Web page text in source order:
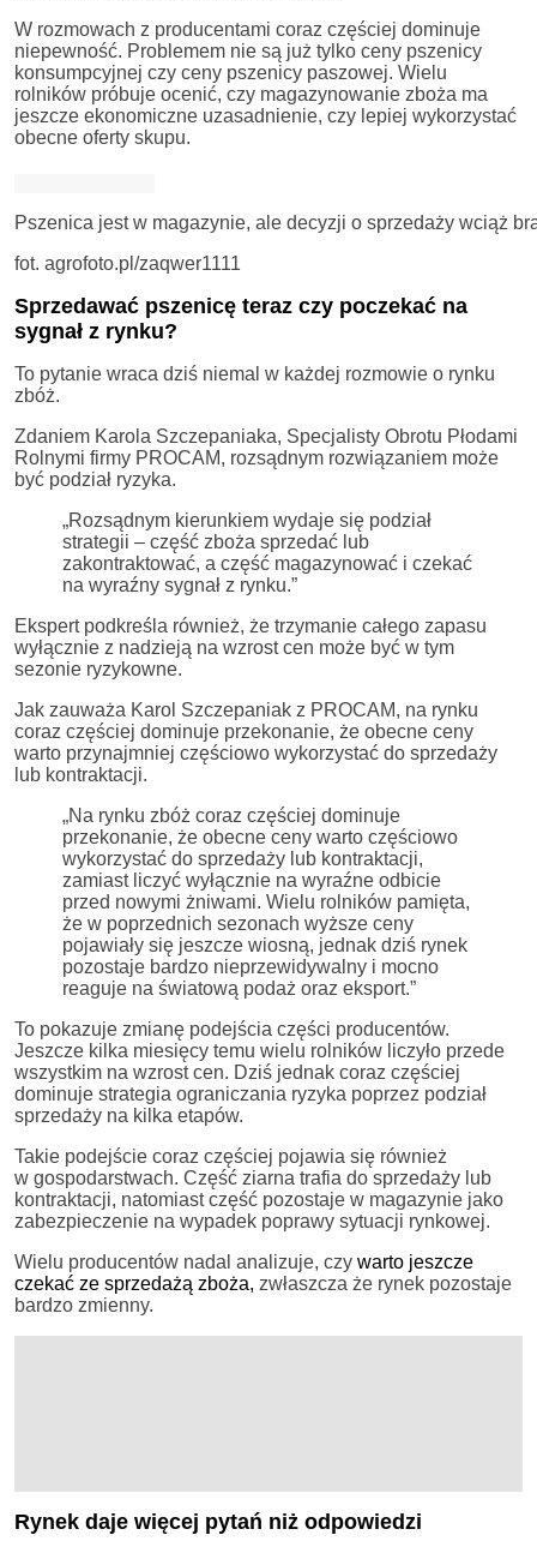
W rozmowach z producentami coraz częściej dominuje
niepewność. Problemem nie są już tylko ceny pszenicy
konsumpcyjnej czy ceny pszenicy paszowej. Wielu
rolników próbuje ocenić, czy magazynowanie zboża ma
jeszcze ekonomiczne uzasadnienie, czy lepiej wykorzystać
obecne oferty skupu.
Pszenica jest w magazynie, ale decyzji o sprzedaży wciąż
fot. agrofoto.pl/zaqwer1111
Sprzedawać pszenicę teraz czy poczekać na
sygnał z rynku?
To pytanie wraca dziś niemal w każdej rozmowie o rynku
zbóż.
Zdaniem Karola Szczepaniaka, Specjalisty Obrotu Płodami
Rolnymi firmy PROCAM, rozsądnym rozwiązaniem może
być podział ryzyka.
„Rozsądnym kierunkiem wydaje się podział
strategii – część zboża sprzedać lub
zakontraktować, a część magazynować i czekać
na wyraźny sygnał z rynku.”
Ekspert podkreśla również, że trzymanie całego zapasu
wyłącznie z nadzieją na wzrost cen może być w tym
sezonie ryzykowne.
Jak zauważa Karol Szczepaniak z PROCAM, na rynku
coraz częściej dominuje przekonanie, że obecne ceny
warto przynajmniej częściowo wykorzystać do sprzedaży
lub kontraktacji.
„Na rynku zbóż coraz częściej dominuje
przekonanie, że obecne ceny warto częściowo
wykorzystać do sprzedaży lub kontraktacji,
zamiast liczyć wyłącznie na wyraźne odbicie
przed nowymi żniwami. Wielu rolników pamięta,
że w poprzednich sezonach wyższe ceny
pojawiały się jeszcze wiosną, jednak dziś rynek
pozostaje bardzo nieprzewidywalny i mocno
reaguje na światową podaż oraz eksport.”
To pokazuje zmianę podejścia części producentów.
Jeszcze kilka miesięcy temu wielu rolników liczyło przede
wszystkim na wzrost cen. Dziś jednak coraz częściej
dominuje strategia ograniczania ryzyka poprzez podział
sprzedaży na kilka etapów.
Takie podejście coraz częściej pojawia się również
w gospodarstwach. Część ziarna trafia do sprzedaży lub
kontraktacji, natomiast część pozostaje w magazynie jako
zabezpieczenie na wypadek poprawy sytuacji rynkowej.
Wielu producentów nadal analizuje, czy warto jeszcze
czekać ze sprzedażą zboża, zwłaszcza że rynek pozostaje
bardzo zmienny.
Rynek daje więcej pytań niż odpowiedzi